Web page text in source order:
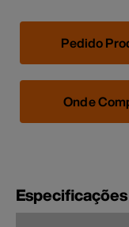
Pedido
Onde
Especificações